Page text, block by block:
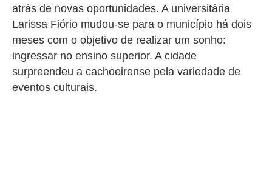
atrás de novas oportunidades. A universitária
Larissa Fiório mudou-se para o município há dois
meses com o objetivo de realizar um sonho:
ingressar no ensino superior. A cidade
surpreendeu a cachoeirense pela variedade de
eventos culturais.